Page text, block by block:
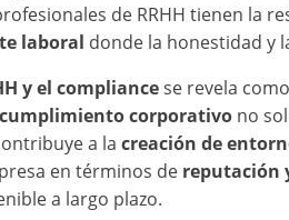
de RRHH tienen la
laboral donde la honestidad y
y el compliancese revela
corporativo no
a la creación de
en términos de reputación
a largo plazo.